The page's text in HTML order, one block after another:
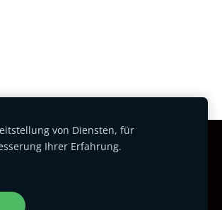
von Diensten, für
Ihrer Erfahrung.